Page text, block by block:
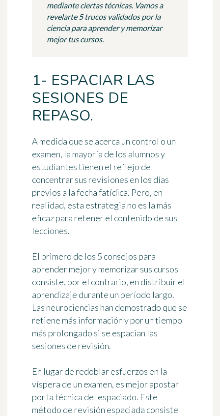
mediante ciertas técnicas. Vamos a
revelarte 5 trucos validados por la
ciencia para aprender y memorizar
mejor tus cursos.
1- ESPACIAR LAS
SESIONES DE
REPASO.
A medida que se acerca un control o un
examen, la mayoría de los alumnos y
estudiantes tienen el reflejo de
concentrar sus revisiones en los días
previos a la fecha fatídica. Pero, en
realidad, esta estrategia no es la más
eficaz para retener el contenido de sus
lecciones.
El primero de los 5 consejos para
aprender mejor y memorizar sus cursos
consiste, por el contrario, en distribuir el
aprendizaje durante un período largo.
Las neurociencias han demostrado que se
retiene más información y por un tiempo
más prolongado si se espacian las
sesiones de revisión.
En lugar de redoblar esfuerzos en la
víspera de un examen, es mejor apostar
por la técnica del espaciado. Este
método de revisión espaciada consiste